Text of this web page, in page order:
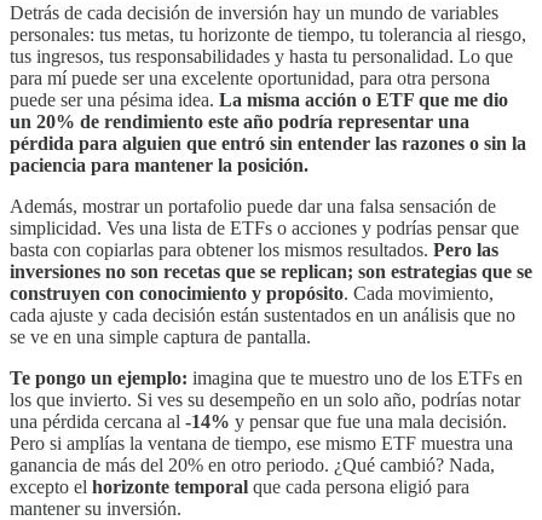
Detrás de cada decisión de inversión hay un mundo de variables
personales: tus metas, tu horizonte de tiempo, tu tolerancia al riesgo,
tus ingresos, tus responsabilidades y hasta tu personalidad. Lo que
para mí puede ser una excelente oportunidad, para otra persona
puede ser una pésima idea. La misma acción o ETF que me dio
un 20% de rendimiento este año podría representar una
pérdida para alguien que entró sin entender las razones o sin la
paciencia para mantener la posición.
Además, mostrar un portafolio puede dar una falsa sensación de
simplicidad. Ves una lista de ETFs o acciones y podrías pensar que
basta con copiarlas para obtener los mismos resultados. Pero las
inversiones no son recetas que se replican; son estrategias que se
construyen con conocimiento y propósito. Cada movimiento,
cada ajuste y cada decisión están sustentados en un análisis que no
se ve en una simple captura de pantalla.
Te pongo un ejemplo: imagina que te muestro uno de los ETFs en
los que invierto. Si ves su desempeño en un solo año, podrías notar
una pérdida cercana al -14% y pensar que fue una mala decisión.
Pero si amplías la ventana de tiempo, ese mismo ETF muestra una
ganancia de más del 20% en otro periodo. ¿Qué cambió? Nada,
excepto el horizonte temporal que cada persona eligió para
mantener su inversión.